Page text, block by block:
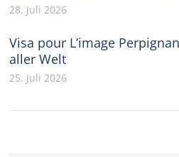
28. Juli 2026
Visa pour L’image
aller Welt
25. Juli 2026